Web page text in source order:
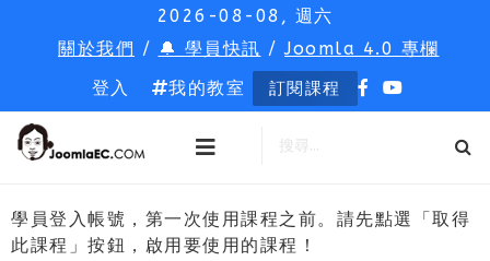
2026-08-08, 週六
關於我們 / 🔔 學員快訊 /Joomla 4.0 專欄
登入
我的教室 訂閱課程
學員登入帳號，第一次使用課程之前。請先點選「取得
此課程」按鈕，啟用要使用的課程！